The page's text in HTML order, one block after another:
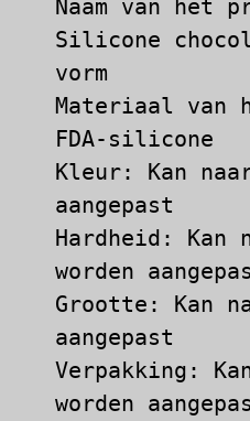
Naam van het
Silicone
vorm
Materiaal van
FDA-silicone
Kleur: Kan
aangepast
Hardheid: Kan
worden
Grootte: Kan
aangepast
Verpakking:
worden